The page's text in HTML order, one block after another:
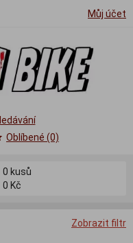
Můj účet
0 kusů
0 Kč
Oblíbené (0)
Zobrazit filtr